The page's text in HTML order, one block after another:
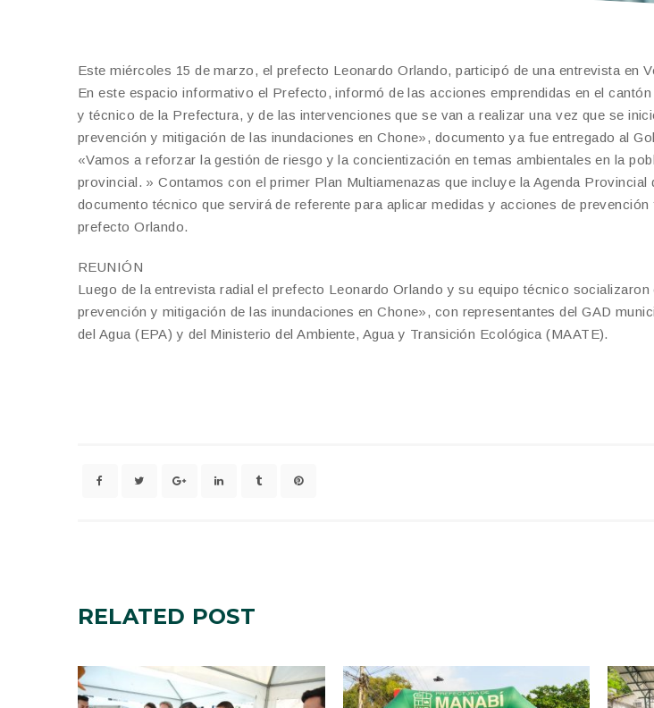
Este miércoles 15 de marzo, el prefecto Leonardo Orlando, participó de una entrevista en
En este espacio informativo el Prefecto, informó de las acciones emprendidas en el
y técnico de la Prefectura, y de las intervenciones que se van a realizar una vez que se
prevención y mitigación de las inundaciones en Chone», documento ya fue entregado al
«Vamos a reforzar la gestión de riesgo y la concientización en temas ambientales en la
provincial. » Contamos con el primer Plan Multiamenazas que incluye la Agenda Provincial
documento técnico que servirá de referente para aplicar medidas y acciones de
prefecto Orlando.
REUNIÓN
Luego de la entrevista radial el prefecto Leonardo Orlando y su equipo técnico
prevención y mitigación de las inundaciones en Chone», con representantes del GAD
del Agua (EPA) y del Ministerio del Ambiente, Agua y Transición Ecológica (MAATE).
RELATED POST